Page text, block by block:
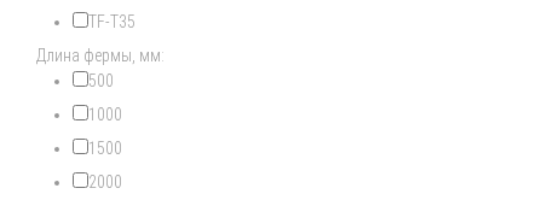
TF-T35
Длина фермы, мм:
500
1000
1500
2000